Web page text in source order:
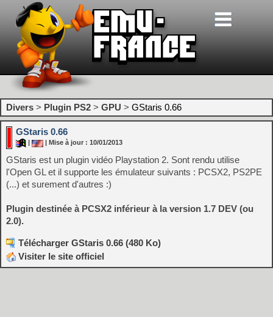
Divers > Plugin PS2 > GPU > GStaris 0.66
GStaris 0.66
| Mise à jour : 10/01/2013
GStaris est un plugin vidéo Playstation 2. Sont rendu utilise
l'Open GL et il supporte les émulateur suivants : PCSX2, PS2PE
(...) et surement d'autres :)
Plugin destinée à PCSX2 inférieur à la version 1.7 DEV (ou
2.0).
Télécharger GStaris 0.66 (480 Ko)
Visiter le site officiel